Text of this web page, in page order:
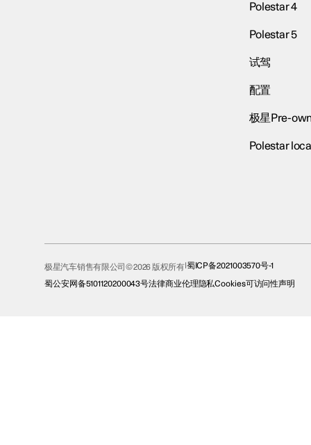
Polestar 4
Polestar 5
试驾
配置
极星Pre-
Polestar
极星汽车销售有限公司© 2026 版权所有 蜀ICP备2021003570号-1
蜀公安网备5101120200043号法律商业伦理隐私Cookies可访问性声明